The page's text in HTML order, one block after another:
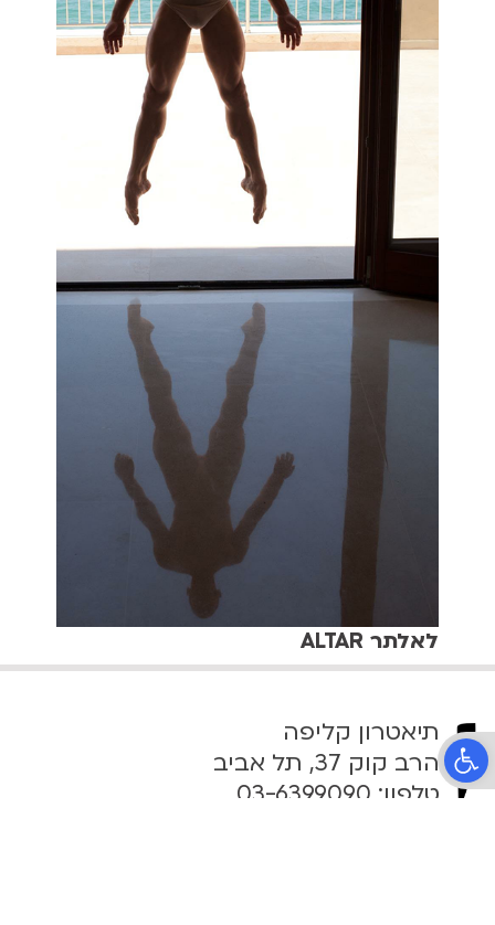
לאלתר ALTAR
תיאטרון קליפה
הרב קוק 37, תל אביב
טלפון: 03-6399090
פתח סרגל נגישות